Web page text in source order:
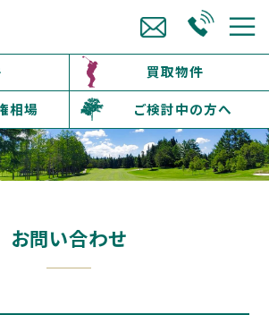
買取物件
相場
ご検討中の方へ
お問い合わせ